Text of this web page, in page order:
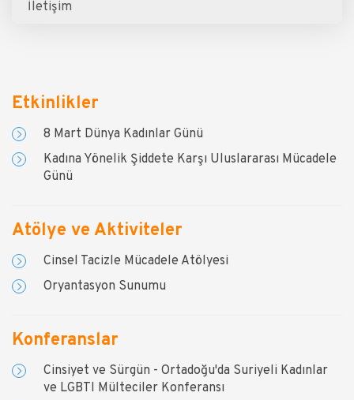
İletişim
Etkinlikler
8 Mart Dünya Kadınlar Günü
Kadına Yönelik Şiddete Karşı Uluslararası Mücadele
Günü
Atölye ve Aktiviteler
Cinsel Tacizle Mücadele Atölyesi
Oryantasyon Sunumu
Konferanslar
Cinsiyet ve Sürgün - Ortadoğu'da Suriyeli Kadınlar
ve LGBTI Mülteciler Konferansı